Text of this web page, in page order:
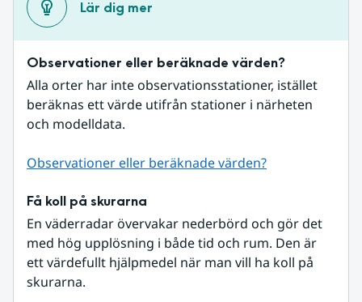
Lär dig mer
Observationer eller beräknade värden?
Alla orter har inte observationsstationer, istället
beräknas ett värde utifrån stationer i närheten
och modelldata.
Observationer eller beräknade värden?
Få koll på skurarna
En väderradar övervakar nederbörd och gör det
med hög upplösning i både tid och rum. Den är
ett värdefullt hjälpmedel när man vill ha koll på
skurarna.